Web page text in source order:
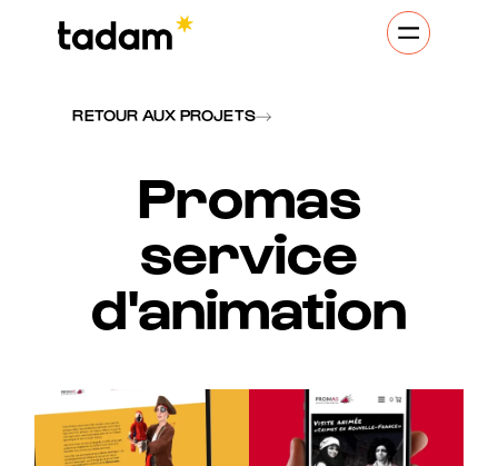
RETOUR AUX PROJETS
Promas
service
d'animation